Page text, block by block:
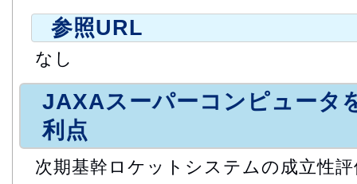
参照URL
なし
JAXAスーパーコンピュータ
利点
次期基幹ロケットシステムの成立性